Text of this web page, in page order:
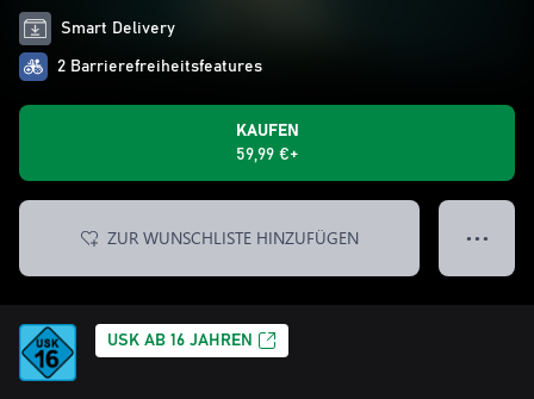
Smart Delivery
2 Barrierefreiheitsfeatures
KAUFEN
59,99 €+
ZUR WUNSCHLISTE HINZUFÜGEN ● ● ●
USK AB 16 JAHREN